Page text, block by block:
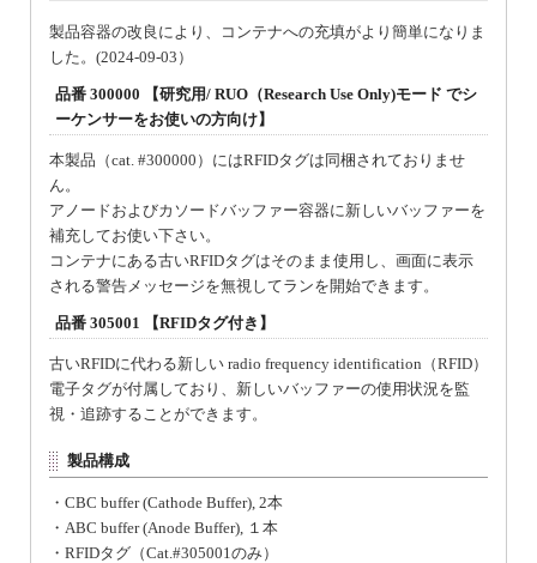
製品容器の改良により、コンテナへの充填がより簡単になりま
した。(2024-09-03）
品番 300000 【研究用/ RUO（Research Use Only)モード でシ
ーケンサーをお使いの方向け】
本製品（cat. #300000）にはRFIDタグは同梱されておりませ
ん。
アノードおよびカソードバッファー容器に新しいバッファーを
補充してお使い下さい。
コンテナにある古いRFIDタグはそのまま使用し、画面に表示
される警告メッセージを無視してランを開始できます。
品番 305001 【RFIDタグ付き】
古いRFIDに代わる新しい radio frequency identification（RFID）
電子タグが付属しており、新しいバッファーの使用状況を監
視・追跡することができます。
製品構成
・CBC buffer (Cathode Buffer), 2本
・ABC buffer (Anode Buffer), １本
・RFIDタグ（Cat.#305001のみ）